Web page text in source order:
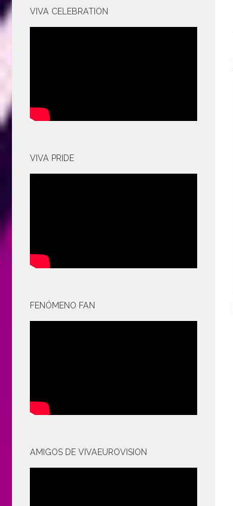
VIVA CELEBRATION
VIVA PRIDE
FENÓMENO FAN
AMIGOS DE VIVAEUROVISION